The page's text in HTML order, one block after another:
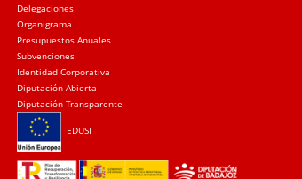
Delegaciones
Organigrama
Presupuestos Anuales
Subvenciones
Identidad Corporativa
Diputación Abierta
Diputación Transparente
EDUSI